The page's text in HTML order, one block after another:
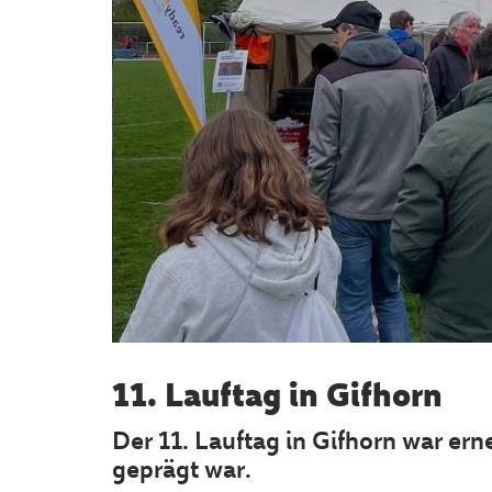
11. Lauftag in Gifhorn
Der 11. Lauftag in Gifhorn war
geprägt war.